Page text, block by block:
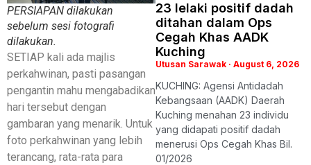
PERSIAPAN dilakukan
sebelum sesi fotografi
dilakukan.
SETIAP kali ada majlis
perkahwinan, pasti pasangan
pengantin mahu mengabadikan
hari tersebut dengan
gambaran yang menarik. Untuk
foto perkahwinan yang lebih
terancang, rata-rata para
23 lelaki positif dadah
ditahan dalam Ops
Cegah Khas AADK
Kuching
Utusan Sarawak August 6, 2026
KUCHING: Agensi Antidadah
Kebangsaan (AADK) Daerah
Kuching menahan 23 individu
yang didapati positif dadah
menerusi Ops Cegah Khas Bil.
01/2026